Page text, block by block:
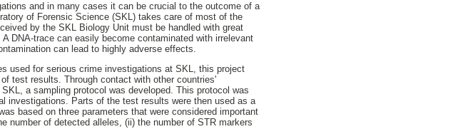
and in many cases it can be crucial to the outcome of a
of Forensic Science (SKL) takes care of most of the
by the SKL Biology Unit must be handled with great
DNA-trace can easily become contaminated with irrelevant
can lead to highly adverse effects.
used for serious crime investigations at SKL, this project
test results. Through contact with other countries'
a sampling protocol was developed. This protocol was
investigations. Parts of the test results were then used as a
based on three parameters that were considered important
number of detected alleles, (ii) the number of STR markers